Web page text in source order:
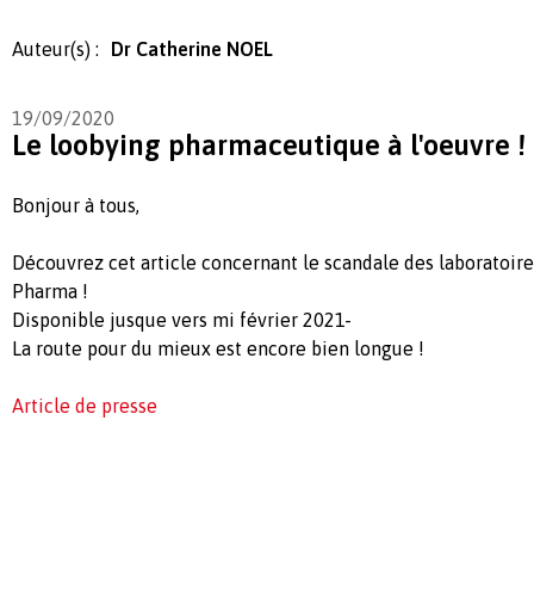
Auteur(s) : Dr Catherine NOEL
19/09/2020
Le loobying pharmaceutique à l'oeuvre !
Bonjour à tous,
Découvrez cet article concernant le scandale des
Pharma !
Disponible jusque vers mi février 2021-
La route pour du mieux est encore bien longue !
Article de presse